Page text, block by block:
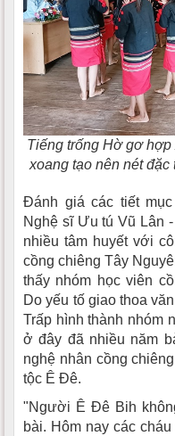
Tiếng trống Hờ gơ
xoang tạo nên nét
Đánh giá các tiết
Nghệ sĩ Ưu tú Vũ Lân
nhiều tâm huyết với
cồng chiêng Tây
thấy nhóm học viên
Do yếu tố giao thoa
Trấp hình thành nhóm
ở đây đã nhiều năm
nghệ nhân cồng
tộc Ê Đê.
"Người Ê Đê Bih
bài. Hôm nay các